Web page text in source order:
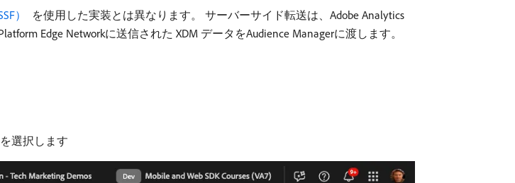
）
を使用した実装とは異なります。 サーバーサイド転送は、Adobe Analytics
Edge Networkに送信された XDM データをAudience Managerに渡します。
選択します